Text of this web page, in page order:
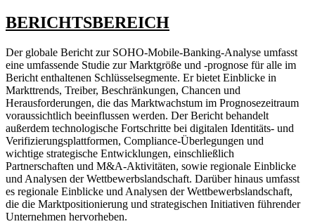
BERICHTSBEREICH
Der globale Bericht zur SOHO-Mobile-Banking-Analyse umfasst
eine umfassende Studie zur Marktgröße und -prognose für alle im
Bericht enthaltenen Schlüsselsegmente. Er bietet Einblicke in
Markttrends, Treiber, Beschränkungen, Chancen und
Herausforderungen, die das Marktwachstum im Prognosezeitraum
voraussichtlich beeinflussen werden. Der Bericht behandelt
außerdem technologische Fortschritte bei digitalen Identitäts- und
Verifizierungsplattformen, Compliance-Überlegungen und
wichtige strategische Entwicklungen, einschließlich
Partnerschaften und M&A-Aktivitäten, sowie regionale Einblicke
und Analysen der Wettbewerbslandschaft. Darüber hinaus umfasst
es regionale Einblicke und Analysen der Wettbewerbslandschaft,
die die Marktpositionierung und strategischen Initiativen führender
Unternehmen hervorheben.